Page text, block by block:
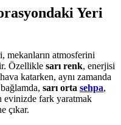
Yeri
mekanların atmosferini
Özellikle sarı renk, enerjisi
katarken, aynı zamanda
sarı orta sehpa,
evinizde fark yaratmak
çıkar.